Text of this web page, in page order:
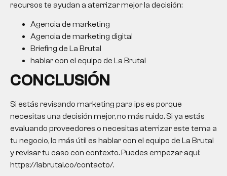
recursos te ayudan a aterrizar mejor la decisión:
Agencia de marketing
Agencia de marketing digital
Briefing de La Brutal
hablar con el equipo de La Brutal
CONCLUSIÓN
Si estás revisando marketing para ips es porque
necesitas una decisión mejor, no más ruido. Si ya estás
evaluando proveedores o necesitas aterrizar este tema a
tu negocio, lo más útil es hablar con el equipo de La Brutal
y revisar tu caso con contexto. Puedes empezar aquí:
https://labrutal.co/contacto/.